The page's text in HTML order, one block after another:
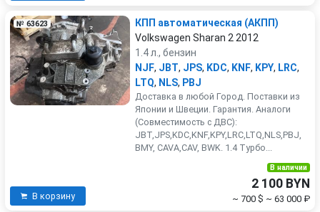
№ 63623
КПП автоматическая (АКПП)
Volkswagen Sharan 2 2012
1.4 л., бензин
NJF, JBT, JPS, KDC, KNF, KPY, LRC,
LTQ, NLS, PBJ
Доставка в любой Город. Поставки из
Японии и Швеции. Гарантия. Аналоги
(Совместимость с ДВС):
JBT,JPS,KDC,KNF,KPY,LRC,LTQ,NLS,PBJ,
BMY, CAVA,CAV, BWK. 1.4 Турбо...
В корзину
В наличии
2 100 BYN
~ 700 $ ~ 63 000 ₽